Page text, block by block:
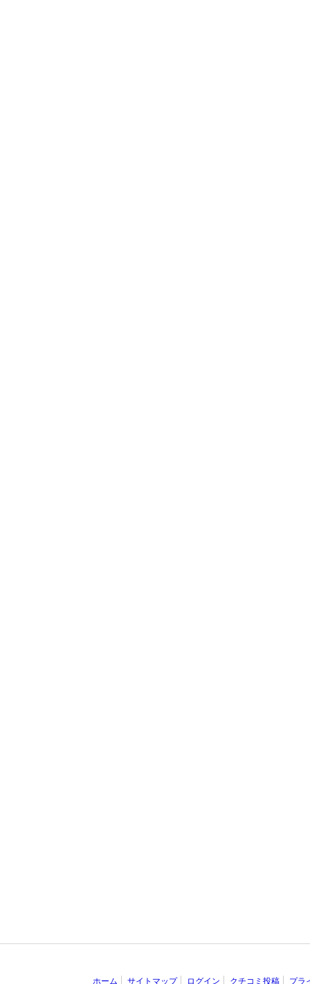
ホーム サイトマップ ログイン クチコミ投稿 プラ